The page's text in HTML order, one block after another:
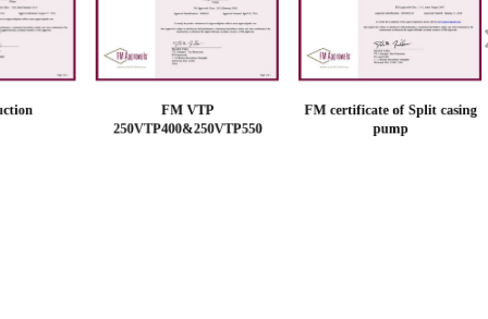
FM End suction
FM VTP
250VTP400&250VTP550
FM